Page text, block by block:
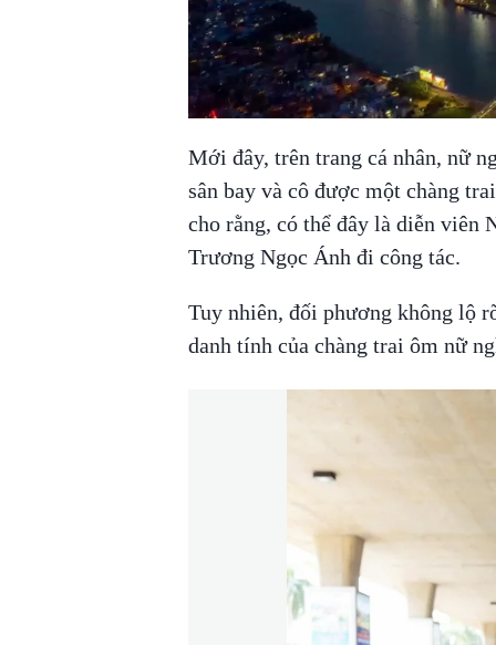
Mới đây, trên trang cá nhân, nữ
sân bay và cô được một chàng
cho rằng, có thể đây là diễn viên
Trương Ngọc Ánh đi công tác.
Tuy nhiên, đối phương không lộ
danh tính của chàng trai ôm nữ